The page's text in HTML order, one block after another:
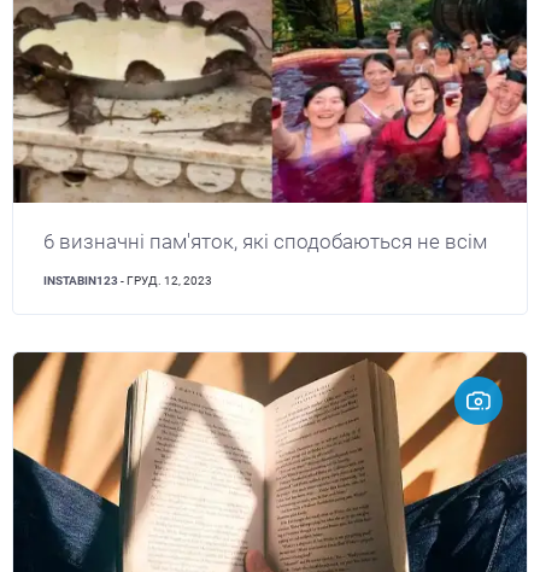
6 визначні пам'яток, які сподобаються не всім
INSTABIN123 - ГРУД. 12, 2023